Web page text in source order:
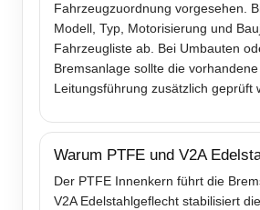
Fahrzeugzuordnung vorgesehen.
Modell, Typ, Motorisierung und
Fahrzeugliste ab. Bei Umbauten
Bremsanlage sollte die vorhandene
Leitungsführung zusätzlich geprüft
Warum PTFE und V2A
Der PTFE Innenkern führt die
V2A Edelstahlgeflecht stabilisiert